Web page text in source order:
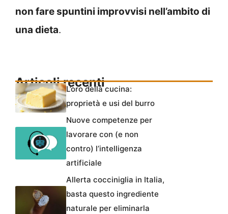
non fare spuntini improvvisi nell’ambito di
una dieta.
Articoli recenti
L’oro della cucina:
proprietà e usi del burro
Nuove competenze per
lavorare con (e non
contro) l’intelligenza
artificiale
Allerta cocciniglia in Italia,
basta questo ingrediente
naturale per eliminarla